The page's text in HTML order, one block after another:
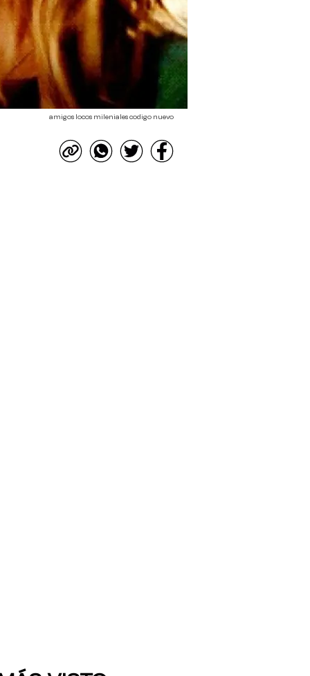
amigos locos mileniales codigo nuevo